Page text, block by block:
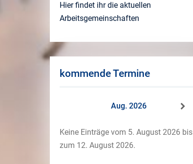
Hier findet ihr die aktuellen
Arbeitsgemeinschaften
kommende Termine
Aug. 2026
Keine Einträge vom 5. August 2026 bis
zum 12. August 2026.